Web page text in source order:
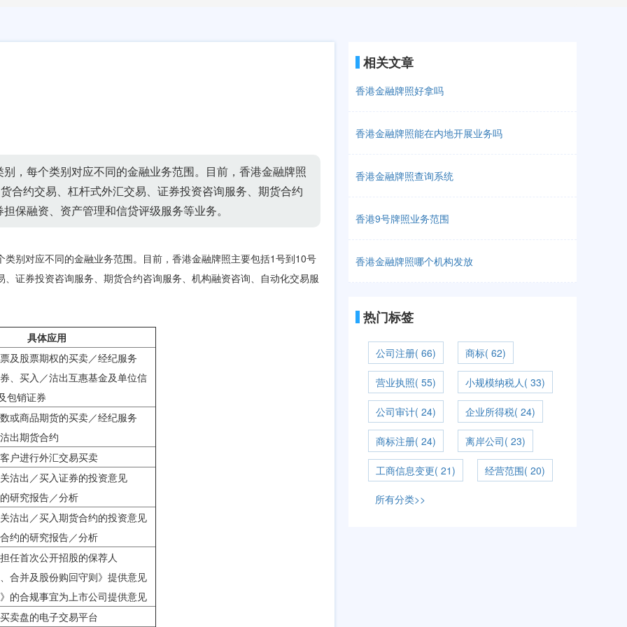
，每个类别对应不同的金融业务范围。目前，香港金融牌照
合约交易、杠杆式外汇交易、证券投资咨询服务、期货合约
保融资、资产管理和信贷评级服务等业务。
别对应不同的金融业务范围。目前，香港金融牌照主要包括1号到10号
证券投资咨询服务、期货合约咨询服务、机构融资咨询、自动化交易服
具体应用
及股票期权的买卖／经纪服务
、买入／沽出互惠基金及单位信
包销证券
或商品期货的买卖／经纪服务
出期货合约
户进行外汇交易买卖
沽出／买入证券的投资意见
研究报告／分析
沽出／买入期货合约的投资意见
约的研究报告／分析
任首次公开招股的保荐人
合并及股份购回守则》提供意见
的合规事宜为上市公司提供意见
卖盘的电子交易平台
相关文章
香港金融牌照好拿吗
香港金融牌照能在内地开展业务吗
香港金融牌照查询系统
香港9号牌照业务范围
香港金融牌照哪个机构发放
热门标签
公司注册( 66) 商标( 62)
营业执照( 55) 小规模纳税人( 33)
公司审计( 24) 企业所得税( 24)
商标注册( 24) 离岸公司( 23)
工商信息变更( 21) 经营范围( 20)
所有分类>>